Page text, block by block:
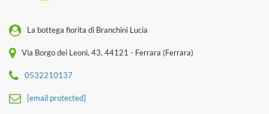
La bottega fiorita di Branchini Lucia
Via Borgo dei Leoni, 43, 44121 - Ferrara (Ferrara)
0532210137
[email protected]